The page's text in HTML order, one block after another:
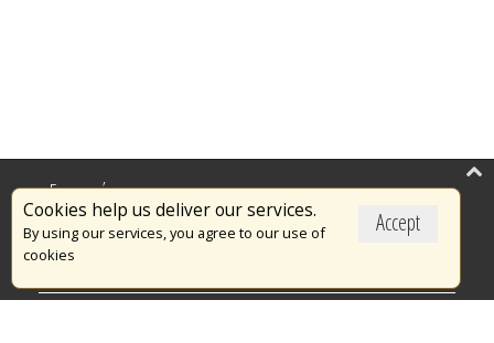
Accept
Cookies help us deliver our services.
By using our services, you agree to our use of
cookies
Επικαιρότητα
Το Πυροσβεστικό Σώμα